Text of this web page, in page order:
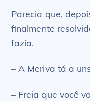
Parecia que,
finalmente
fazia.
– A Meriva tá a
– Freia que você